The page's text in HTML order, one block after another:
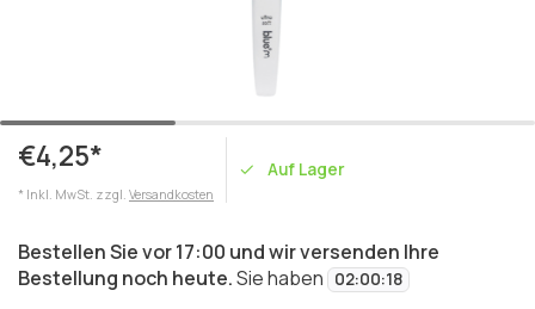
€4,25*
* Inkl. MwSt. zzgl. Versandkosten
Auf Lager
Bestellen Sie vor 17:00 und wir versenden Ihre
Bestellung noch heute.Sie haben 02:00:18